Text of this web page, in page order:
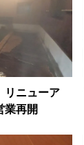
リニューア
再開